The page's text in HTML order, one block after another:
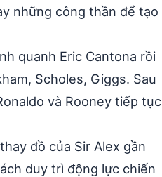
những công thần để tạo
quanh Eric Cantona rồi
Scholes, Giggs. Sau
và Rooney tiếp tục
đồ của Sir Alex gần
duy trì động lực chiến